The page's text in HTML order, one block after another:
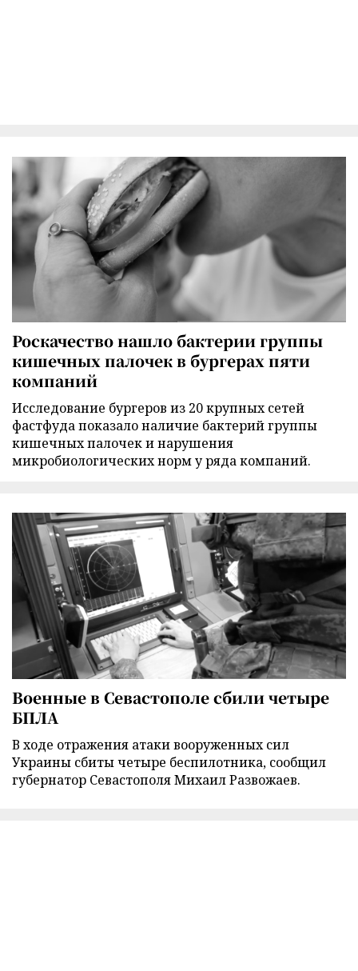
Роскачество нашло бактерии группы
кишечных палочек в бургерах пяти
компаний
Исследование бургеров из 20 крупных сетей
фастфуда показало наличие бактерий группы
кишечных палочек и нарушения
микробиологических норм у ряда компаний.
Военные в Севастополе сбили четыре
БПЛА
В ходе отражения атаки вооруженных сил
Украины сбиты четыре беспилотника, сообщил
губернатор Севастополя Михаил Развожаев.